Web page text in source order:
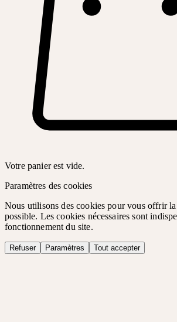
Votre panier est vide.
Paramètres des cookies
Nous utilisons des cookies pour vous offrir
possible. Les cookies nécessaires sont
fonctionnement du site.
Refuser Paramètres Tout accepter